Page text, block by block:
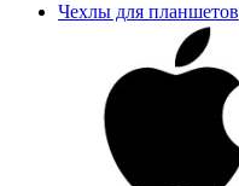
Чехлы для планшетов